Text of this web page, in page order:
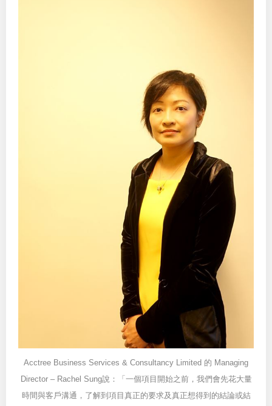
Acctree Business Services & Consultancy Limited 的 Managing
Director – Rachel Sung說：「一個項目開始之前，我們會先花大量
時間與客戶溝通，了解到項目真正的要求及真正想得到的結論或結